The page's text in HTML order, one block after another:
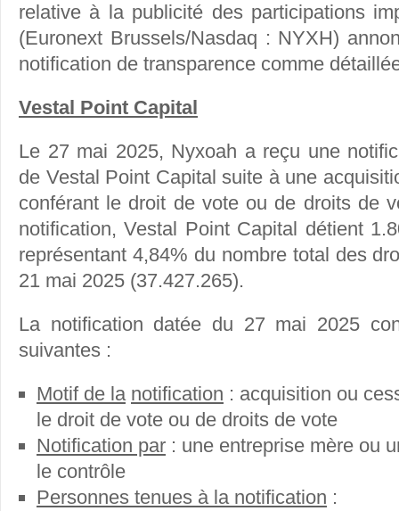
relative à la publicité des participations
(Euronext Brussels/Nasdaq : NYXH)
notification de transparence comme
Vestal Point Capital
Le 27 mai 2025, Nyxoah a reçu une
de Vestal Point Capital suite à une
conférant le droit de vote ou de droits de
notification, Vestal Point Capital détient
représentant 4,84% du nombre total des
21 mai 2025 (37.427.265).
La notification datée du 27 mai 2025
suivantes :
Motif de la notification : acquisition ou
le droit de vote ou de droits de vote
Notification par : une entreprise mère ou
le contrôle
Personnes tenues à la notification :